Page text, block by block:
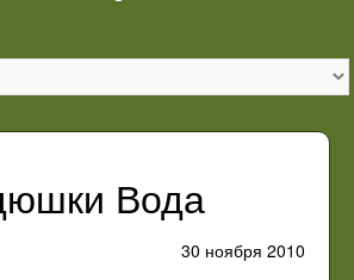
Вода
30 ноября 2010